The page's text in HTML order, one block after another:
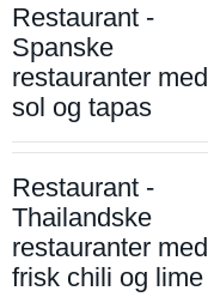
Restaurant -
Spanske
restauranter med
sol og tapas
Restaurant -
Thailandske
restauranter med
frisk chili og lime